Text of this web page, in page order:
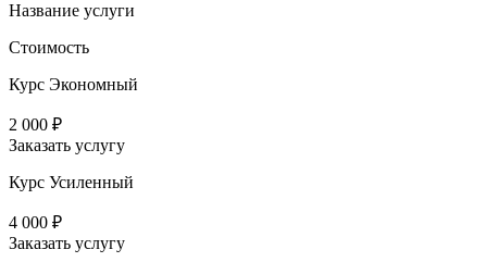
Название услуги
Стоимость
Курс Экономный
2 000 ₽
Заказать услугу
Курс Усиленный
4 000 ₽
Заказать услугу